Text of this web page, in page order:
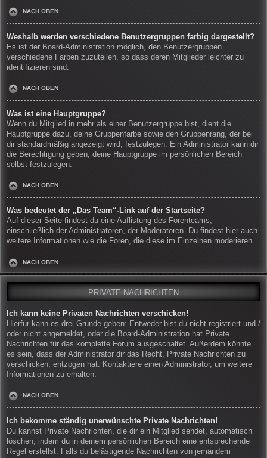
NACH OBEN
Weshalb werden verschiedene Benutzergruppen farbig dargestellt?
Es ist der Board-Administration möglich, den Benutzergruppen
verschiedene Farben zuzuteilen, so dass deren Mitglieder leichter zu
identifizieren sind.
NACH OBEN
Was ist eine Hauptgruppe?
Wenn du Mitglied in mehr als einer Benutzergruppe bist, dient die
Hauptgruppe dazu, deine Gruppenfarbe sowie den Gruppenrang, der bei
dir standardmäßig angezeigt wird, festzulegen. Ein Administrator kann dir
die Berechtigung geben, deine Hauptgruppe im persönlichen Bereich
selbst festzulegen.
NACH OBEN
Was bedeutet der „Das Team“-Link auf der Startseite?
Auf dieser Seite findest du eine Auflistung des Forenteams,
einschließlich der Administratoren, der Moderatoren. Du findest hier auch
weitere Informationen wie die Foren, die diese im Einzelnen moderieren.
NACH OBEN
PRIVATE NACHRICHTEN
Ich kann keine Privaten Nachrichten verschicken!
Hierfür kann es drei Gründe geben: Entweder bist du nicht registriert und /
oder nicht angemeldet, oder die Board-Administration hat Private
Nachrichten für das komplette Forum ausgeschaltet. Außerdem könnte
es sein, dass der Administrator dir das Recht, Private Nachrichten zu
verschicken, entzogen hat. Kontaktiere einen Administrator, um weitere
Informationen zu erhalten.
NACH OBEN
Ich bekomme ständig unerwünschte Private Nachrichten!
Du kannst Private Nachrichten, die dir ein Mitglied sendet, automatisch
löschen, indem du in deinem persönlichen Bereich eine entsprechende
Regel erstellst. Falls du belästigende Nachrichten von jemandem